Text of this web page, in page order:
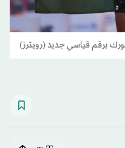
برقم قياسي جديد (رويترز)